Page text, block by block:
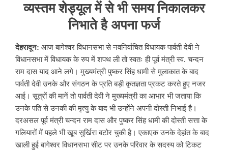
व्यस्तम शेड्यूल में से भी समय निकालकर
निभाते है अपना फर्ज
देहरादून: आज बागेश्वर विधानसभा से नवनिर्वाचित विधायक पार्वती देवी ने
विधानसभा में विधायक के रुप में शपथ ली तो स्वतः ही पूर्व मंत्री स्व. चन्दन
राम दास याद आने लगे। मुख्यमंत्री पुष्कर सिंह धामी से मुलाकात के बाद
पार्वती देवी उनके और संगठन के प्रति बड़ी कृतज्ञता प्रकट करते हुए नजर
आई। सूत्रों की मानें तो पार्वती देवी ने मुख्यमंत्री का आभार भी जताया कि
उनके पति से उनकी की मृत्यु के बाद भी उन्होंने अपनी दोस्ती निभाई है।
दरअसल पूर्व मंत्री चन्दन राम दास और पुष्कर सिंह धामी की दोस्ती सत्ता के
गलियारों में पहले भी खूब सुर्खिरा बटोर चुकी है। एकाएक उनके देहांत के बाद
खाली हुई बागेश्वर विधानसभा सीट पर उनके परिवार के सदस्य को टिकट